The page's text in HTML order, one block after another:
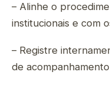
– Alinhe o
institucionais e com
– Registre
de